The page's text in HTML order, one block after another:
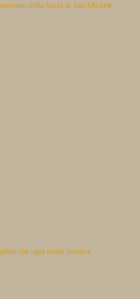
della Sacra di San Michele
che ogni estate riunisce